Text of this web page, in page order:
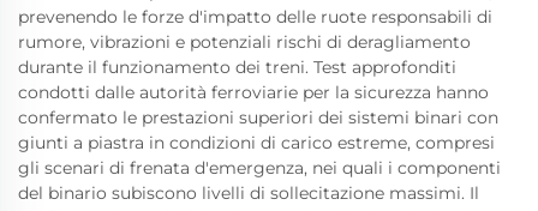
prevenendo le forze d'impatto delle ruote responsabili di
rumore, vibrazioni e potenziali rischi di deragliamento
durante il funzionamento dei treni. Test approfonditi
condotti dalle autorità ferroviarie per la sicurezza hanno
confermato le prestazioni superiori dei sistemi binari con
giunti a piastra in condizioni di carico estreme, compresi
gli scenari di frenata d'emergenza, nei quali i componenti
del binario subiscono livelli di sollecitazione massimi. Il